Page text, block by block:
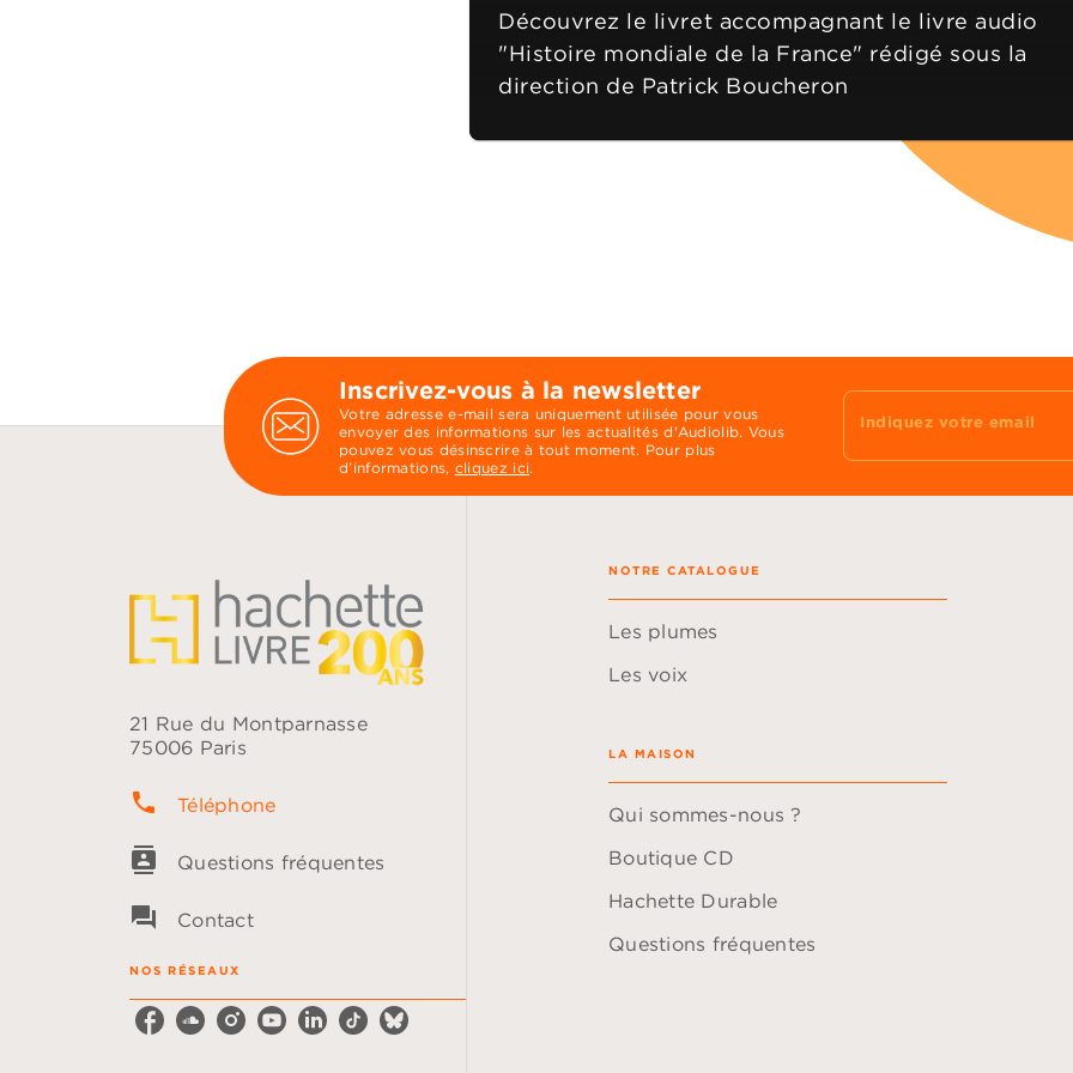
Découvrez le livret accompagnant le livre audio
"Histoire mondiale de la France" rédigé sous la
direction de Patrick Boucheron
Inscrivez-vous à la newsletter
Votre adresse e-mail sera uniquement utilisée pour vous
envoyer des informations sur les actualités d'Audiolib. Vous
pouvez vous désinscrire à tout moment. Pour plus
d’informations, cliquez ici.
Indiquez votre email
21 Rue du Montparnasse
75006 Paris
phone Téléphone
contacts Questions fréquentes
question_answer Contact
NOS RÉSEAUX
NOTRE CATALOGUE
Les plumes
Les voix
LA MAISON
Qui sommes-nous ?
Boutique CD
Hachette Durable
Questions fréquentes